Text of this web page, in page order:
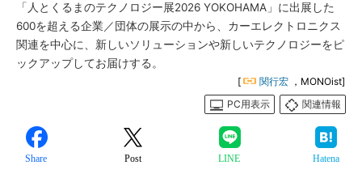
「人とくるまのテクノロジー展2026 YOKOHAMA」に出展した
600を超える企業／団体の展示の中から、カーエレクトロニクス
関連を中心に、新しいソリューションや新しいテクノロジーをピ
ックアップしてお届けする。
[ 関行宏 ，MONOist]
PC用表示
関連情報
Share Post LINE Hatena